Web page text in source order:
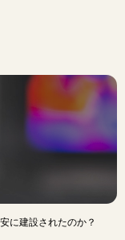
に建設されたのか？